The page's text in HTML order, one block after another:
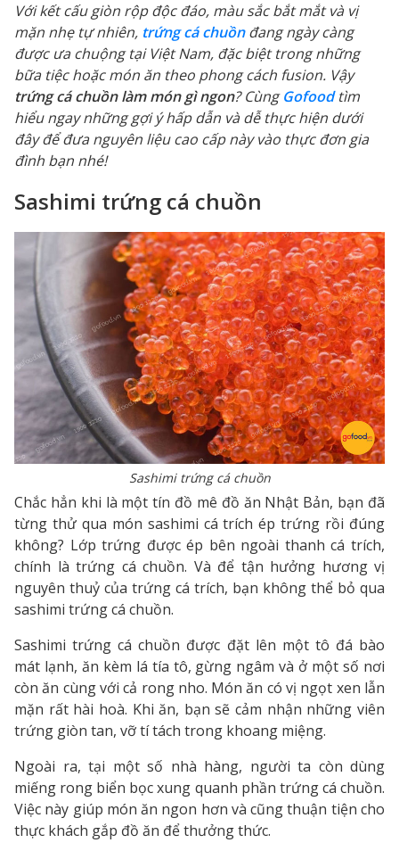
Với kết cấu giòn rộp độc đáo, màu sắc bắt mắt và vị
mặn nhẹ tự nhiên, trứng cá chuồnđang ngày càng
được ưa chuộng tại Việt Nam, đặc biệt trong những
bữa tiệc hoặc món ăn theo phong cách fusion. Vậy
trứng cá chuồn làm món gì ngon? CùngGofoodtìm
hiểu ngay những gợi ý hấp dẫn và dễ thực hiện dưới
đây để đưa nguyên liệu cao cấp này vào thực đơn gia
đình bạn nhé!
Sashimi trứng cá chuồn
Sashimi trứng cá chuồn
Chắc hẳn khi là một tín đồ mê đồ ăn Nhật Bản, bạn đã
từng thử qua món sashimi cá trích ép trứng rồi đúng
không? Lớp trứng được ép bên ngoài thanh cá trích,
chính là trứng cá chuồn. Và để tận hưởng hương vị
nguyên thuỷ của trứng cá trích, bạn không thể bỏ qua
sashimi trứng cá chuồn.
Sashimi trứng cá chuồn được đặt lên một tô đá bào
mát lạnh, ăn kèm lá tía tô, gừng ngâm và ở một số nơi
còn ăn cùng với cả rong nho. Món ăn có vị ngọt xen lẫn
mặn rất hài hoà. Khi ăn, bạn sẽ cảm nhận những viên
trứng giòn tan, vỡ tí tách trong khoang miệng.
Ngoài ra, tại một số nhà hàng, người ta còn dùng
miếng rong biển bọc xung quanh phần trứng cá chuồn.
Việc này giúp món ăn ngon hơn và cũng thuận tiện cho
thực khách gắp đồ ăn để thưởng thức.